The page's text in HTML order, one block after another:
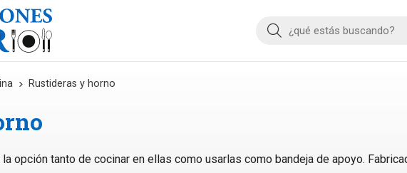
Buscar
Rustideras y horno
opción tanto de cocinar en ellas como usarlas como bandeja de apoyo.